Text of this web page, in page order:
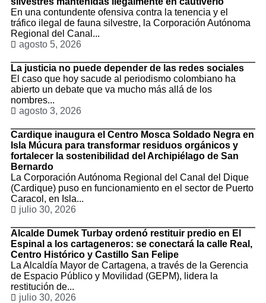
En una contundente ofensiva contra la tenencia y el
tráfico ilegal de fauna silvestre, la Corporación Autónoma
Regional del Canal...
agosto 5, 2026
La justicia no puede depender de las redes sociales
El caso que hoy sacude al periodismo colombiano ha
abierto un debate que va mucho más allá de los
nombres...
agosto 3, 2026
Cardique inaugura el Centro Mosca Soldado Negra en
Isla Múcura para transformar residuos orgánicos y
fortalecer la sostenibilidad del Archipiélago de San
Bernardo
La Corporación Autónoma Regional del Canal del Dique
(Cardique) puso en funcionamiento en el sector de Puerto
Caracol, en Isla...
julio 30, 2026
Alcalde Dumek Turbay ordenó restituir predio en El
Espinal a los cartageneros: se conectará la calle Real,
Centro Histórico y Castillo San Felipe
La Alcaldía Mayor de Cartagena, a través de la Gerencia
de Espacio Público y Movilidad (GEPM), lidera la
restitución de...
julio 30, 2026